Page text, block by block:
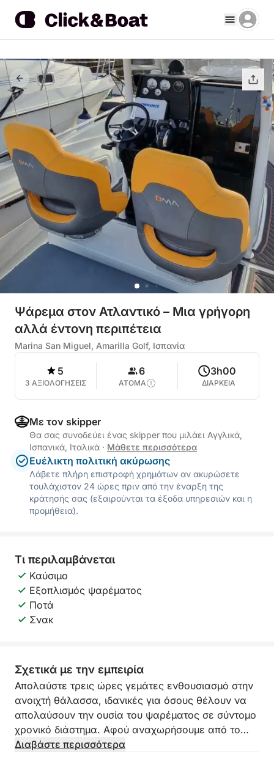
Ψάρεμα στον Ατλαντικό – Μια γρήγορη
αλλά έντονη περιπέτεια
Marina San Miguel, Amarilla Golf, Ισπανία
5
3 ΑΞΙΟΛΟΓΗΣΕΙΣ
6
ΑΤΟΜΑ
3h00
ΔΙΑΡΚΕΙΑ
Με τον skipper
Θα σας συνοδεύει ένας skipper που μιλάει Αγγλικά,
Ισπανικά, Ιταλικά · Μάθετε περισσότερα
Ευέλικτη πολιτική ακύρωσης
Λάβετε πλήρη επιστροφή χρημάτων αν ακυρώσετε
τουλάχιστον 24 ώρες πριν από την έναρξη της
κράτησής σας (εξαιρούνται τα έξοδα υπηρεσιών και η
προμήθεια).
Τι περιλαμβάνεται
Καύσιμο
Εξοπλισμός ψαρέματος
Ποτά
Σνακ
Σχετικά με την εμπειρία
Απολαύστε τρεις ώρες γεμάτες ενθουσιασμό στην
ανοιχτή θάλασσα, ιδανικές για όσους θέλουν να
απολαύσουν την ουσία του ψαρέματος σε σύντομο
χρονικό διάστημα. Αφού αναχωρήσουμε από το
λιμάνι της Μαρίνας Σαν Μιγκέλ, θα κατευθυνθούμε
Διαβάστε περισσότερα